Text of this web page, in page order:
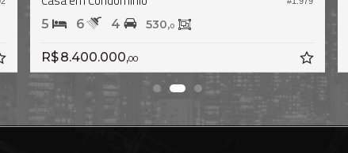
3 4 4 313,0
R$ 4.690.000,00